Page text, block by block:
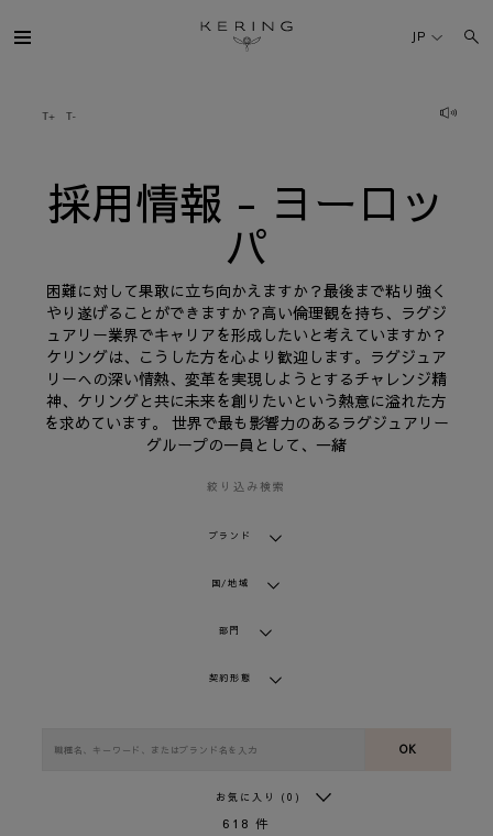
用
情
人材
サステナビリティ
FINANCE
プレスルーム
採用情報
JP
採用情報 - ヨーロッ
パ
困難に対して果敢に立ち向かえますか？最後まで粘り強く
やり遂げることができますか？高い倫理観を持ち、ラグジ
ュアリー業界でキャリアを形成したいと考えていますか？
ケリングは、こうした方を心より歓迎します。ラグジュア
リーへの深い情熱、変革を実現しようとするチャレンジ精
神、ケリングと共に未来を創りたいという熱意に溢れた方
を求めています。 世界で最も影響力のあるラグジュアリー
グループの一員として、一緒
絞り込み検索
ブランド
国/地域
部門
契約形態
OK
お気に入り (0)
618 件